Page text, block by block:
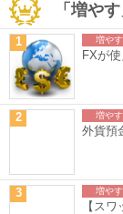
「増や
1 増やす
FXが
2 増やす
外貨預
3 増やす
【ス